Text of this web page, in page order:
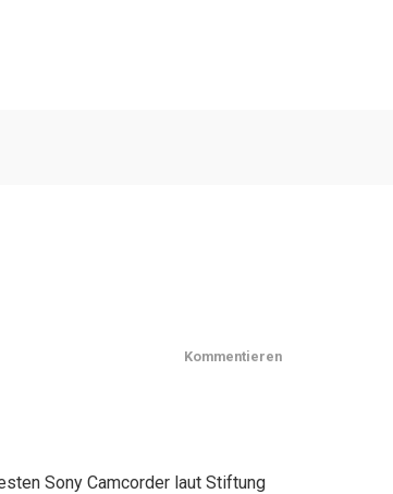
Kommentieren
Sony Camcorder laut Stiftung